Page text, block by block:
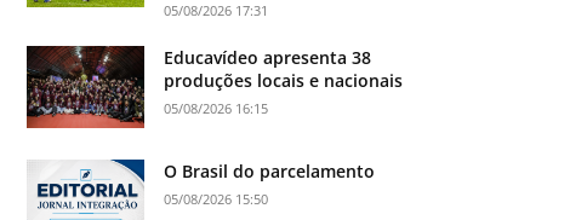
05/08/2026 17:31
Educavídeo apresenta 38
produções locais e nacionais
05/08/2026 16:15
O Brasil do parcelamento
05/08/2026 15:50